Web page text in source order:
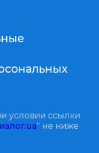
условии ссылки
" не ниже